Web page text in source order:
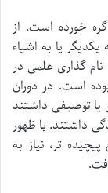
خورده است. از
یا به اشیاء
گذاری علمی در
است. در دوران
یا توصیفی داشتند
داشتند. با ظهور
تر، نیاز به